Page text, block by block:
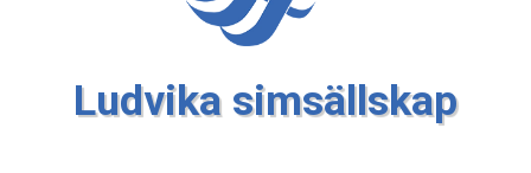
Ludvika simsällskap